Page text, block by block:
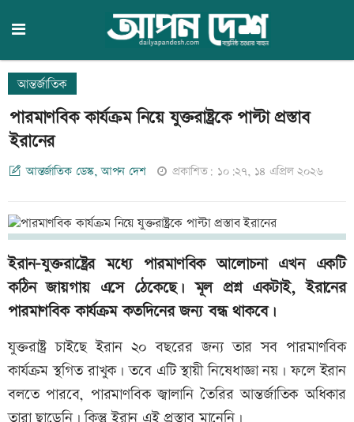
আন্তর্জাতিক
পারমাণবিক কার্যক্রম নিয়ে যুক্তরাষ্ট্রকে পাল্টা প্রস্তাব
ইরানের
আন্তর্জাতিক ডেস্ক, আপন দেশ প্রকাশিত: ১০:২৭, ১৪ এপ্রিল ২০২৬
ইরান-যুক্তরাষ্ট্রের মধ্যে পারমাণবিক আলোচনা এখন একটি
কঠিন জায়গায় এসে ঠেকেছে। মূল প্রশ্ন একটাই, ইরানের
পারমাণবিক কার্যক্রম কতদিনের জন্য বন্ধ থাকবে।
যুক্তরাষ্ট্র চাইছে ইরান ২০ বছরের জন্য তার সব পারমাণবিক
কার্যক্রম স্থগিত রাখুক। তবে এটি স্থায়ী নিষেধাজ্ঞা নয়। ফলে ইরান
বলতে পারবে, পারমাণবিক জ্বালানি তৈরির আন্তর্জাতিক অধিকার